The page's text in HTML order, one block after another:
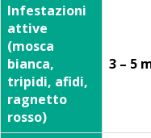
Infestazioni
attive
(mosca
bianca,
tripidi, afidi,
ragnetto
rosso)
3 – 5